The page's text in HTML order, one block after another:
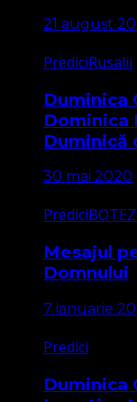
21 august
PrediciRusalii
Duminica
Dominica
Duminică
30 mai 2020
Predici
Mesajul
Domnului
7 ianuarie
Predici
Duminica